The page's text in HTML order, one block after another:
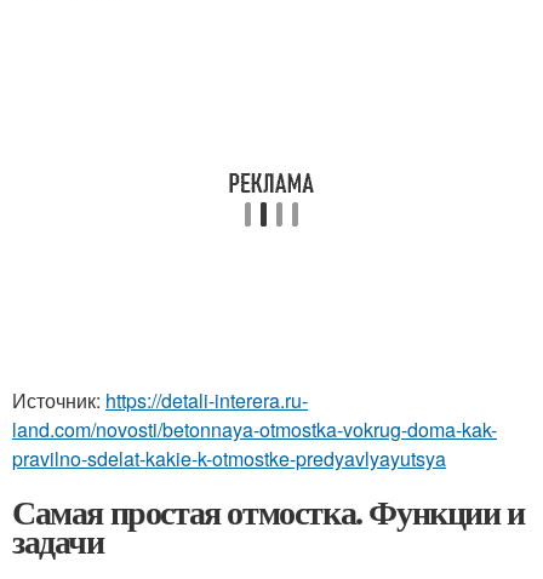
Источник: https://detali-interera.ru-
land.com/novosti/betonnaya-otmostka-vokrug-doma-kak-
pravilno-sdelat-kakie-k-otmostke-predyavlyayutsya
Самая простая отмостка. Функции и
задачи